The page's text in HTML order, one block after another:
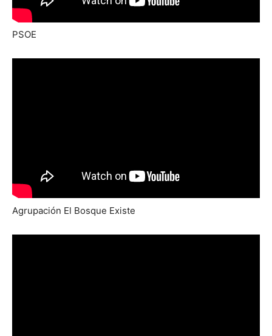
PSOE
Agrupación El Bosque Existe